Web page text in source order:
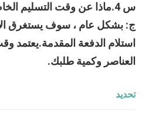
س 4.ماذا عن وقت التسليم الخاص بك؟
العناصر وكمية طلبك.
تحديد